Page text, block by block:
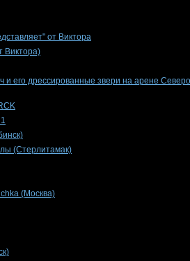
от Виктора
Виктора)
его дрессированные звери на арене
(Стерлитамак)
(Москва)